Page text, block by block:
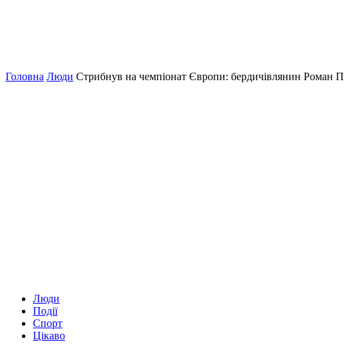
Головна Люди Стрибнув на чемпіонат Європи: бердичівлянин Роман
Люди
Події
Спорт
Цікаво